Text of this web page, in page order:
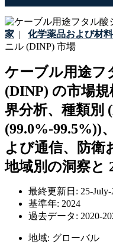
家 | 化学薬品および材料
ニル (DINP) 市場
ケーブル用途フ
(DINP) の市場
界分析、種類別
(99.0%-99.5%))
よび通信、防衛
地域別の洞察と
最終更新日: 25-
基準年: 2024
過去データ: 2020-
地域: グローバル